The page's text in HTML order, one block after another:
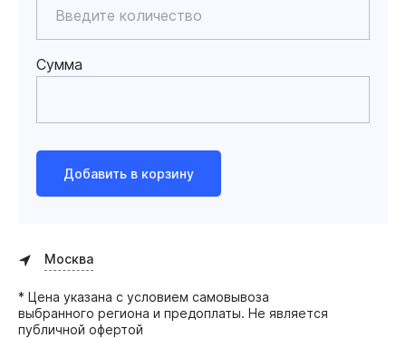
Сумма
Добавить в корзину
Москва
* Цена указана с условием самовывоза
выбранного региона и предоплаты. Не является
публичной офертой